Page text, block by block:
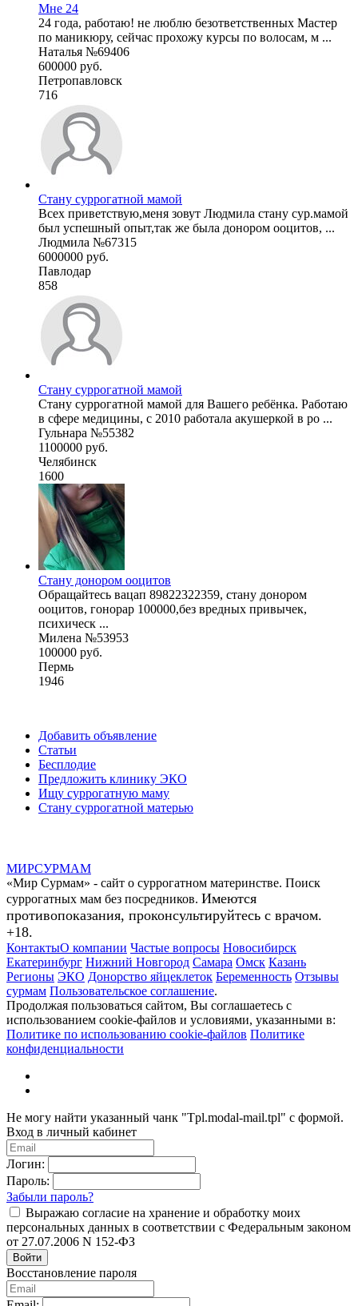
Мне 24
24 года, работаю! не люблю безответственных Мастер
по маникюру, сейчас прохожу курсы по волосам, м ...
Наталья №69406
600000 руб.
Петропавловск
716
Стану суррогатной мамой
Всех приветствую,меня зовут Людмила стану сур.мамой
был успешный опыт,так же была донором ооцитов, ...
Людмила №67315
6000000 руб.
Павлодар
858
Стану суррогатной мамой
Стану суррогатной мамой для Вашего ребёнка. Работаю
в сфере медицины, с 2010 работала акушеркой в ро ...
Гульнара №55382
1100000 руб.
Челябинск
1600
Стану донором ооцитов
Обращайтесь вацап 89822322359, стану донором
ооцитов, гонорар 100000,без вредных привычек,
психическ ...
Милена №53953
100000 руб.
Пермь
1946
Добавить объявление
Статьи
Бесплодие
Предложить клинику ЭКО
Ищу суррогатную маму
Стану суррогатной матерью
МИРСУРМАМ
«Мир Сурмам» - сайт о суррогатном материнстве. Поиск
суррогатных мам без посредников. Имеются
противопоказания, проконсультируйтесь с врачом.
+18.
КонтактыО компании Частые вопросы Новосибирск
Екатеринбург Нижний Новгород Самара Омск Казань
Регионы ЭКО Донорство яйцеклеток Беременность Отзывы
сурмам Пользовательское соглашение.
Продолжая пользоваться сайтом, Вы соглашаетесь с
использованием cookie-файлов и условиями, указанными в:
Политике по использованию cookie-файлов Политике
конфиденциальности
Не могу найти указанный чанк "Tpl.modal-mail.tpl" с формой.
Вход в личный кабинет
Логин:
Пароль:
Забыли пароль?
Выражаю согласие на хранение и обработку моих
персональных данных в соответствии с Федеральным законом
от 27.07.2006 N 152-ФЗ
Войти
Восстановление пароля